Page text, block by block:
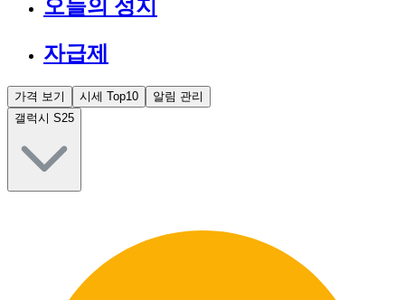
오늘의 성지
자급제
가격 보기 시세 Top10
알림 관리
갤럭시 S25